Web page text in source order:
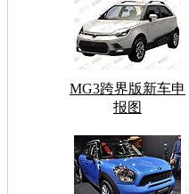
MG3跨界版新车申
报图